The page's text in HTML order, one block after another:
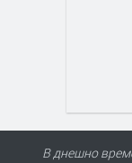
В днешно